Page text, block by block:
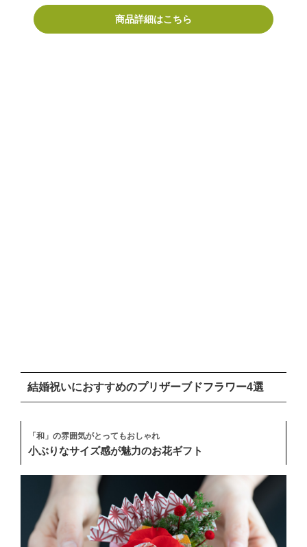
商品詳細はこちら
結婚祝いにおすすめのプリザーブドフラワー4選
「和」の雰囲気がとってもおしゃれ
小ぶりなサイズ感が魅力のお花ギフト